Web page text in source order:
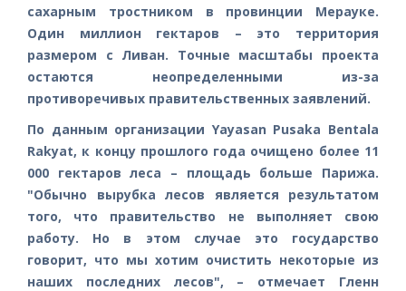
сахарным тростником в провинции Мерауке.
Один миллион гектаров – это территория
размером с Ливан. Точные масштабы проекта
остаются неопределенными из-за
противоречивых правительственных заявлений.
По данным организации Yayasan Pusaka Bentala
Rakyat, к концу прошлого года очищено более 11
000 гектаров леса – площадь больше Парижа.
"Обычно вырубка лесов является результатом
того, что правительство не выполняет свою
работу. Но в этом случае это государство
говорит, что мы хотим очистить некоторые из
наших последних лесов", – отмечает Гленн